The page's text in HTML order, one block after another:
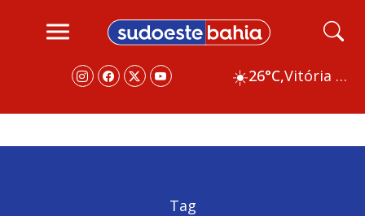
☀️26°C, Vitória da Conquista
Tag